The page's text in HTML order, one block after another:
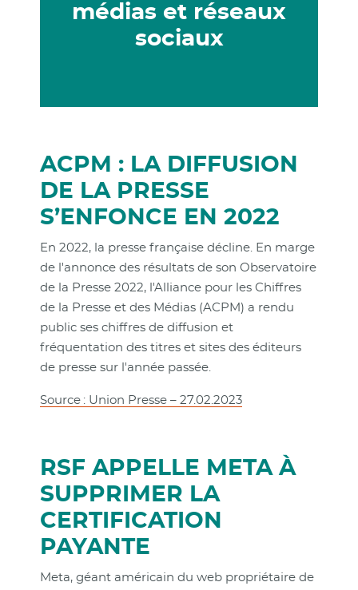
médias et réseaux
sociaux
ACPM : LA DIFFUSION
DE LA PRESSE
S’ENFONCE EN 2022
En 2022, la presse française décline. En marge
de l'annonce des résultats de son Observatoire
de la Presse 2022, l'Alliance pour les Chiffres
de la Presse et des Médias (ACPM) a rendu
public ses chiffres de diffusion et
fréquentation des titres et sites des éditeurs
de presse sur l'année passée.
Source : Union Presse – 27.02.2023
RSF APPELLE META À
SUPPRIMER LA
CERTIFICATION
PAYANTE
Meta, géant américain du web propriétaire de